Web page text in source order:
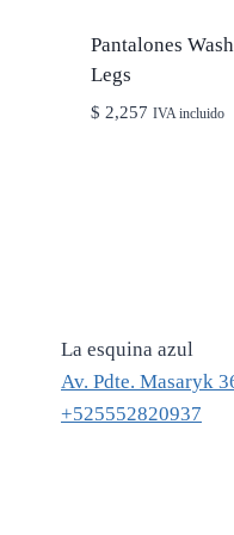
Pantalones
Legs
$ 2,257 IVA incluido
La esquina azul
Av. Pdte. Masaryk
+525552820937